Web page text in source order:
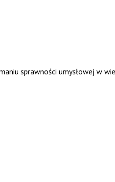
sprawności umysłowej w